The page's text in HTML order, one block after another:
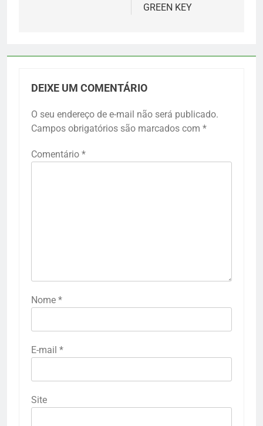
GREEN KEY
DEIXE UM COMENTÁRIO
O seu endereço de e-mail não será publicado.
Campos obrigatórios são marcados com *
Comentário *
Nome *
E-mail *
Site